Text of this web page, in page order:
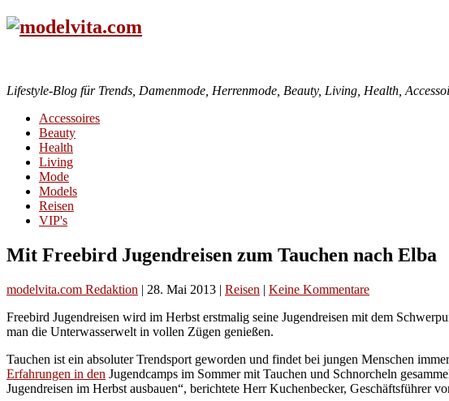
Lifestyle-Blog für Trends, Damenmode, Herrenmode, Beauty, Living, Health,
Accessoires
Beauty
Health
Living
Mode
Models
Reisen
VIP's
Mit Freebird Jugendreisen zum Tauchen nach Elba
modelvita.com Redaktion | 28. Mai 2013 | Reisen | Keine Kommentare
Freebird Jugendreisen wird im Herbst erstmalig seine Jugendreisen mit dem
man die Unterwasserwelt in vollen Zügen genießen.
Tauchen ist ein absoluter Trendsport geworden und findet bei jungen Menschen
Erfahrungen in den Jugendcamps im Sommer mit Tauchen und Schnorcheln
Jugendreisen im Herbst ausbauen“, berichtete Herr Kuchenbecker, Geschäftsführer